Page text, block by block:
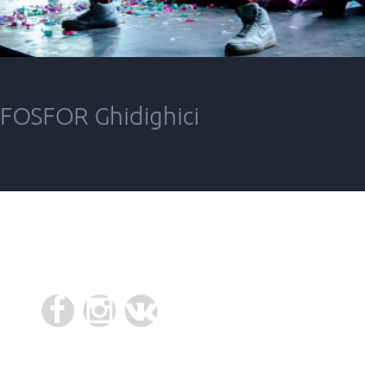
FOSFOR Ghidighici